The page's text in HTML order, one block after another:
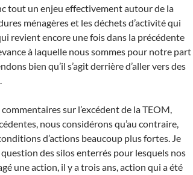
tout un enjeu effectivement autour de la
ménagères et les déchets d’activité qui
revient encore une fois dans la précédente
à laquelle nous sommes pour notre part
bien qu’il s’agit derrière d’aller vers des
sur l’excédent de la TEOM,
nous considérons qu’au contraire,
d’actions beaucoup plus fortes. Je
des silos enterrés pour lesquels nos
une action, il y a trois ans, action qui a été